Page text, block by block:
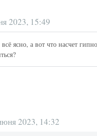
2023, 15:49
ясно, а вот что насчет
2023, 14:32